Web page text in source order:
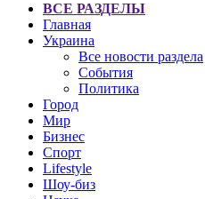
ВСЕ РАЗДЕЛЫ
Главная
Украина
Все новости раздела
События
Политика
Город
Мир
Бизнес
Спорт
Lifestyle
Шоу-биз